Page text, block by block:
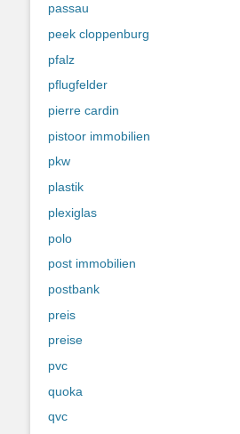
passau
peek cloppenburg
pfalz
pflugfelder
pierre cardin
pistoor immobilien
pkw
plastik
plexiglas
polo
post immobilien
postbank
preis
preise
pvc
quoka
qvc